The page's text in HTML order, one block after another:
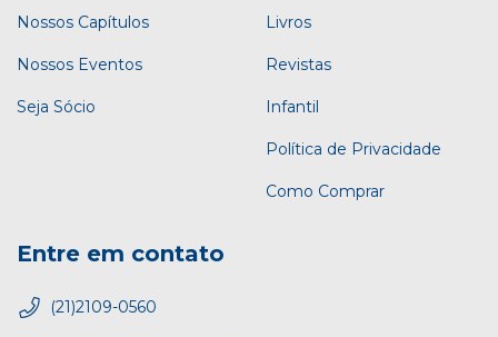
Nossos Capítulos
Nossos Eventos
Seja Sócio
Livros
Revistas
Infantil
Política de Privacidade
Como Comprar
Entre em contato
(21)2109-0560